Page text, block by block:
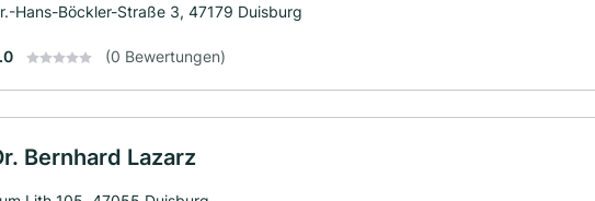
Hans-Böckler-Straße 3, 47179 Duisburg
(0 Bewertungen)
Bernhard Lazarz